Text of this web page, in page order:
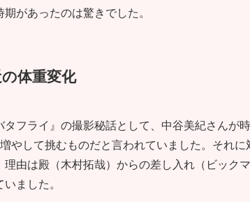
があったのは驚きでした。
体重変化
タフライ』の撮影秘話として、中谷美紀さんが
やして挑むものだと言われていました。それ
理由は殿（木村拓哉）からの差し入れ（ビック
ました。